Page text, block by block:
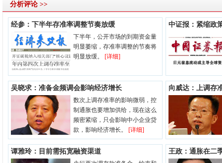
分析评论 >>
经参：下半年存准率调整节奏放缓
下半年，公开市场的到期资金量
明显萎缩，存准率调整的节奏将
明显放缓。 [详细]
中证报：紧缩政
吴晓求：准备金频调会影响经济增长
数次上调存准率的影响微弱，控
制通胀也要增加供给，现在这么
频密紧缩，只会影响中小企业贷
款，影响经济增长。 [详细]
向威达：上调存
谭雅玲：目前需拓宽融资渠道 王政：通胀在二